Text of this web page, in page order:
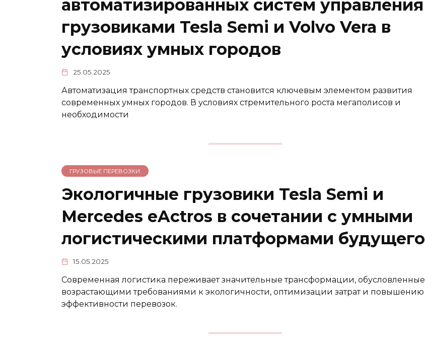
автоматизированных систем управления
грузовиками Tesla Semi и Volvo Vera в
условиях умных городов
25.05.2025
Автоматизация транспортных средств становится ключевым элементом развития
современных умных городов. В условиях стремительного роста мегаполисов и
необходимости
ГРУЗОВЫЕ ПЕРЕВОЗКИ.
Экологичные грузовики Tesla Semi и
Mercedes eActros в сочетании с умными
логистическими платформами будущего
15.05.2025
Современная логистика переживает значительные трансформации, обусловленные
возрастающими требованиями к экологичности, оптимизации затрат и повышению
эффективности перевозок.